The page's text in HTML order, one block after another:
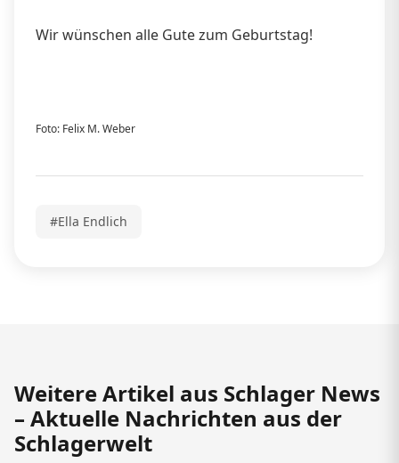
Wir wünschen alle Gute zum Geburtstag!
Foto: Felix M. Weber
#Ella Endlich
Weitere Artikel aus Schlager News
– Aktuelle Nachrichten aus der
Schlagerwelt